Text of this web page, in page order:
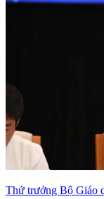
Thứ trưởng Bộ Giáo